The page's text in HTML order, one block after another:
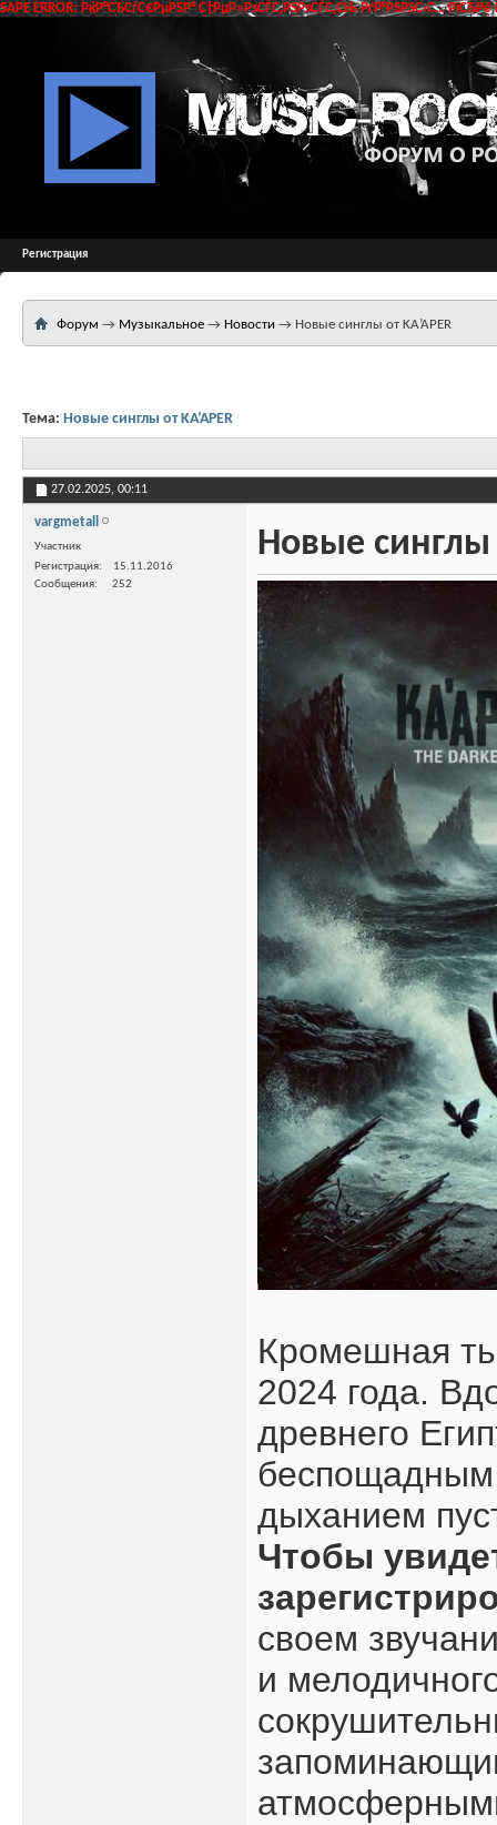
SAPE ERROR: РќР°СЂСѓС€РµРЅР° С†РµР»РѕСЃС‚РЅРѕСЃС‚СЊ РґР°РЅРЅС‹С…
Регистрация
Форум → Музыкальное → Новости → Новые синглы от KA’APER
Тема: Новые синглы от KA’APER
27.02.2025, 00:11
vargmetall
Участник
Регистрация
15.11.2016
Сообщения
252
Новые синглы
Кромешная
2024 года.
древнего
беспощадным
дыханием
Чтобы
своем
и